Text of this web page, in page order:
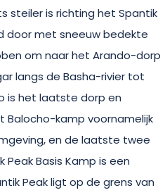
steiler is richting het Spantik
door met sneeuw bedekte
om naar het Arando-dorp
langs de Basha-rivier tot
is het laatste dorp en
Balocho-kamp voornamelijk
en de laatste twee
Basis Kamp is een
Peak ligt op de grens van